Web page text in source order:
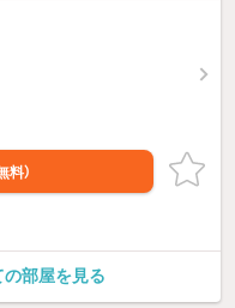
料）
部屋を見る